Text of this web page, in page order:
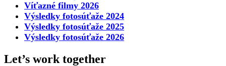
Víťazné filmy 2026
Výsledky fotosúťaže 2024
Výsledky fotosúťaže 2025
Výsledky fotosúťaže 2026
Let’s work together